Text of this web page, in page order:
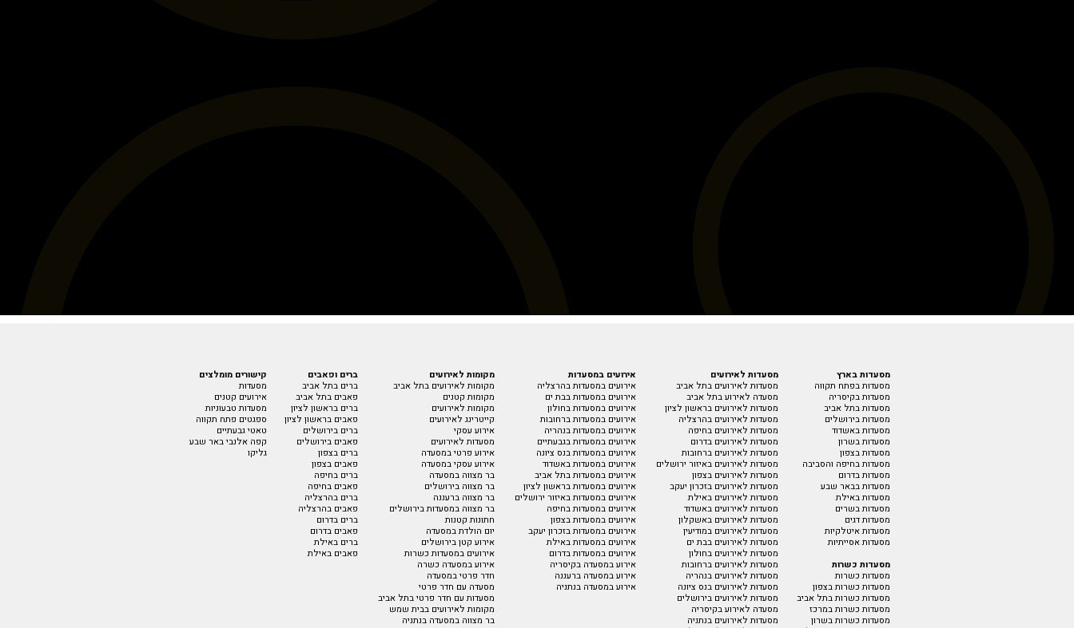
מסעדות בארץ
מסעדות בפתח תקווה
מסעדות בקיסריה
מסעדות בתל אביב
מסעדות בירושלים
מסעדות באשדוד
מסעדות בשרון
מסעדות בצפון
מסעדות בחיפה והסביבה
מסעדות בדרום
מסעדות בבאר שבע
מסעדות באילת
מסעדות בשרים
מסעדות דגים
מסעדות איטלקיות
מסעדות אסייתיות
מסעדות כשרות
מסעדות כשרות
מסעדות כשרות בצפון
מסעדות כשרות בתל אביב
מסעדות כשרות במרכז
מסעדות כשרות בשרון
מסעדות לאירועים
מסעדות לאירועים בתל אביב
מסעדה לאירוע בתל אביב
מסעדות לאירועים בראשון לציון
מסעדות לאירועים בהרצליה
מסעדות לאירועים בחיפה
מסעדות לאירועים בדרום
מסעדות לאירועים ברחובות
מסעדות לאירועים באיזור ירושלים
מסעדות לאירועים בצפון
מסעדות לאירועים בזכרון יעקב
מסעדות לאירועים באילת
מסעדות לאירועים באשדוד
מסעדות לאירועים באשקלון
מסעדות לאירועים במודיעין
מסעדות לאירועים בבת ים
מסעדות לאירועים בחולון
מסעדות לאירועים ברחובות
מסעדות לאירועים בנהריה
מסעדות לאירועים בנס ציונה
מסעדות לאירועים בירושלים
מסעדה לאירוע בקיסריה
מסעדות לאירועים בנתניה
אירועים במסעדות
אירועים במסעדות בהרצליה
אירועים במסעדות בבת ים
אירועים במסעדות בחולון
אירועים במסעדות ברחובות
אירועים במסעדות בנהריה
אירועים במסעדות בגבעתיים
אירועים במסעדות בנס ציונה
אירועים במסעדות באשדוד
אירועים במסעדות בתל אביב
אירועים במסעדות בראשון לציון
אירועים במסעדות באיזור ירושלים
אירועים במסעדות בחיפה
אירועים במסעדות בצפון
אירועים במסעדות בזכרון יעקב
אירועים במסעדות באילת
אירועים במסעדות בדרום
אירוע במסעדה בקיסריה
אירוע במסעדה ברעננה
אירוע במסעדה בנתניה
מקומות לאירועים
מקומות לאירועים בתל אביב
מקומות קטנים
מקומות לאירועים
קייטרינג לאירועים
אירוע עסקי
מסעדות לאירועים
אירוע פרטי במסעדה
אירוע עסקי במסעדה
בר מצווה במסעדה
בר מצווה בירושלים
בר מצווה ברעננה
בר מצווה במסעדות בירושלים
חתונות קטנות
יום הולדת במסעדה
אירוע קטן בירושלים
אירועים במסעדות כשרות
אירוע במסעדה כשרה
חדר פרטי במסעדה
מסעדה עם חדר פרטי
מסעדות עם חדר פרטי בתל אביב
מקומות לאירועים בבית שמש
בר מצווה במסעדה בנתניה
ברים ופאבים
ברים בתל אביב
פאבים בתל אביב
ברים בראשון לציון
פאבים בראשון לציון
ברים בירושלים
פאבים בירושלים
ברים בצפון
פאבים בצפון
ברים בחיפה
פאבים בחיפה
ברים בהרצליה
פאבים בהרצליה
ברים בדרום
פאבים בדרום
ברים באילת
פאבים באילת
קישורים מומלצים
מסעדות
אירועים קטנים
מסעדות טבעוניות
ספגטים פתח תקווה
טאטי גבעתיים
קפה אלנבי באר שבע
גליקו